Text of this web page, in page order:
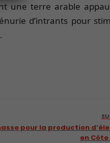
une terre arable
d’intrants pour
pour la production
en Côte